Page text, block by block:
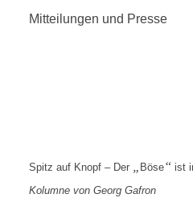
Mitteilungen und Presse
Spitz auf Knopf – Der „ Böse“ ist
Kolumne von Georg Gafron